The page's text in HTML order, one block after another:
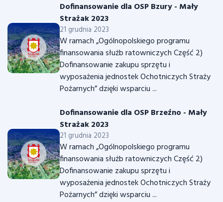
Dofinansowanie dla OSP Bzury - Mały
Strażak 2023
21 grudnia 2023
W ramach „Ogólnopolskiego programu
finansowania służb ratowniczych Część 2)
Dofinansowanie zakupu sprzętu i
wyposażenia jednostek Ochotniczych Straży
Pożarnych” dzięki wsparciu ...
Dofinansowanie dla OSP Brzeźno - Mały
Strażak 2023
21 grudnia 2023
W ramach „Ogólnopolskiego programu
finansowania służb ratowniczych Część 2)
Dofinansowanie zakupu sprzętu i
wyposażenia jednostek Ochotniczych Straży
Pożarnych” dzięki wsparciu ...